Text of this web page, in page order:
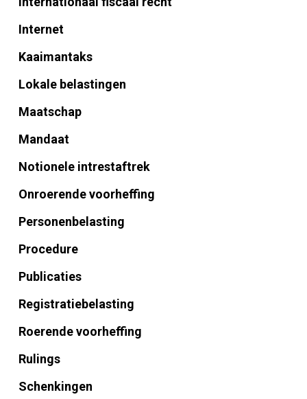
Internet
Kaaimantaks
Lokale belastingen
Maatschap
Mandaat
Notionele intrestaftrek
Onroerende voorheffing
Personenbelasting
Procedure
Publicaties
Registratiebelasting
Roerende voorheffing
Rulings
Schenkingen